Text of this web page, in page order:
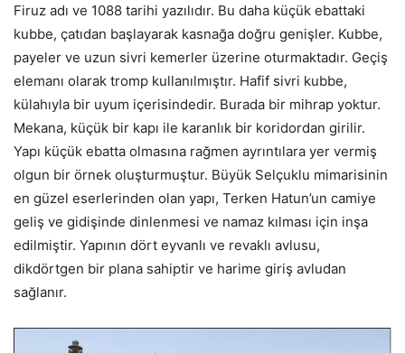
Firuz adı ve 1088 tarihi yazılıdır. Bu daha küçük ebattaki
kubbe, çatıdan başlayarak kasnağa doğru genişler. Kubbe,
payeler ve uzun sivri kemerler üzerine oturmaktadır. Geçiş
elemanı olarak tromp kullanılmıştır. Hafif sivri kubbe,
külahıyla bir uyum içerisindedir. Burada bir mihrap yoktur.
Mekana, küçük bir kapı ile karanlık bir koridordan girilir.
Yapı küçük ebatta olmasına rağmen ayrıntılara yer vermiş
olgun bir örnek oluşturmuştur. Büyük Selçuklu mimarisinin
en güzel eserlerinden olan yapı, Terken Hatun’un camiye
geliş ve gidişinde dinlenmesi ve namaz kılması için inşa
edilmiştir. Yapının dört eyvanlı ve revaklı avlusu,
dikdörtgen bir plana sahiptir ve harime giriş avludan
sağlanır.